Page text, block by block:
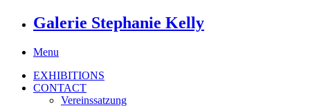
Galerie Stephanie Kelly
Menu
EXHIBITIONS
CONTACT
Vereinssatzung